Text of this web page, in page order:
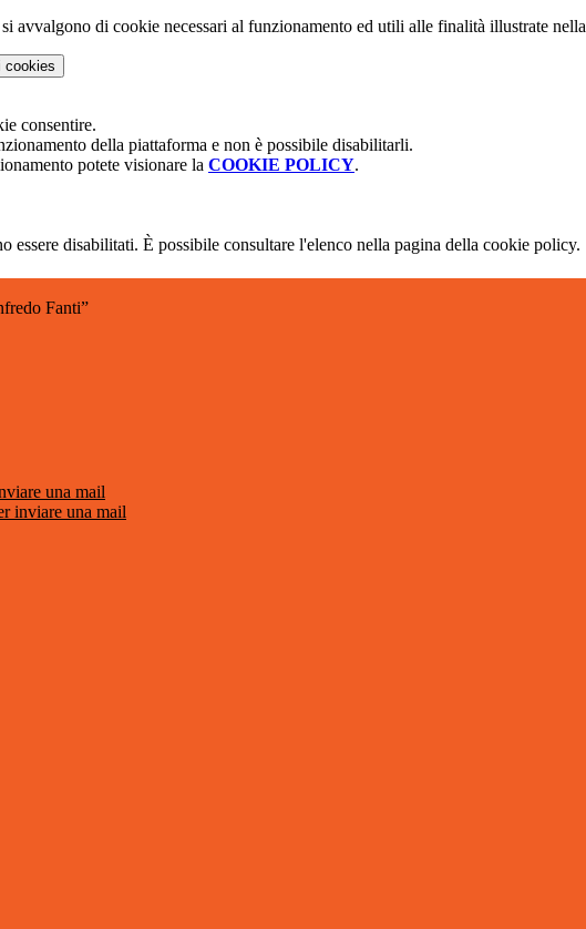
avvalgono di cookie necessari al funzionamento ed utili alle finalità illustrate nella
cookies
consentire.
della piattaforma e non è possibile disabilitarli.
potete visionare la COOKIE POLICY.
essere disabilitati. È possibile consultare l'elenco nella pagina della cookie policy.
Fanti”
una mail
inviare una mail